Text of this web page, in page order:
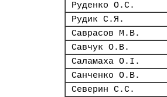
Руденко О.С.
Рудик С.Я.
Саврасов М.В.
Савчук О.В.
Саламаха О.І.
Санченко О.В.
Северин С.С.